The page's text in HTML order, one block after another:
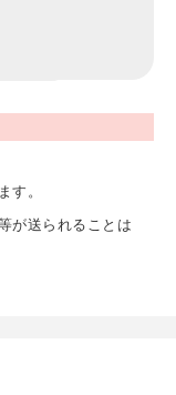
す。
が送られることは